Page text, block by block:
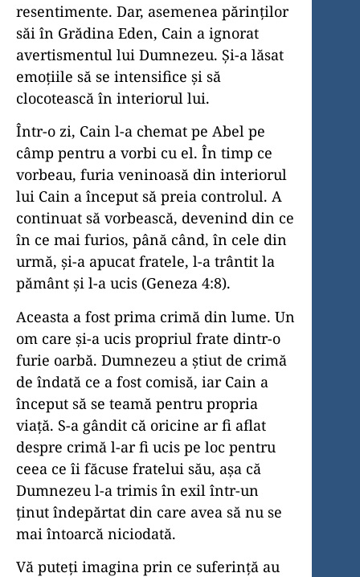
resentimente. Dar, asemenea părinților
săi în Grădina Eden, Cain a ignorat
avertismentul lui Dumnezeu. Și-a lăsat
emoțiile să se intensifice și să
clocotească în interiorul lui.
Într-o zi, Cain l-a chemat pe Abel pe
câmp pentru a vorbi cu el. În timp ce
vorbeau, furia veninoasă din interiorul
lui Cain a început să preia controlul. A
continuat să vorbească, devenind din ce
în ce mai furios, până când, în cele din
urmă, și-a apucat fratele, l-a trântit la
pământ și l-a ucis (Geneza 4:8).
Aceasta a fost prima crimă din lume. Un
om care și-a ucis propriul frate dintr-o
furie oarbă. Dumnezeu a știut de crimă
de îndată ce a fost comisă, iar Cain a
început să se teamă pentru propria
viață. S-a gândit că oricine ar fi aflat
despre crimă l-ar fi ucis pe loc pentru
ceea ce îi făcuse fratelui său, așa că
Dumnezeu l-a trimis în exil într-un
ținut îndepărtat din care avea să nu se
mai întoarcă niciodată.
Vă puteți imagina prin ce suferință au